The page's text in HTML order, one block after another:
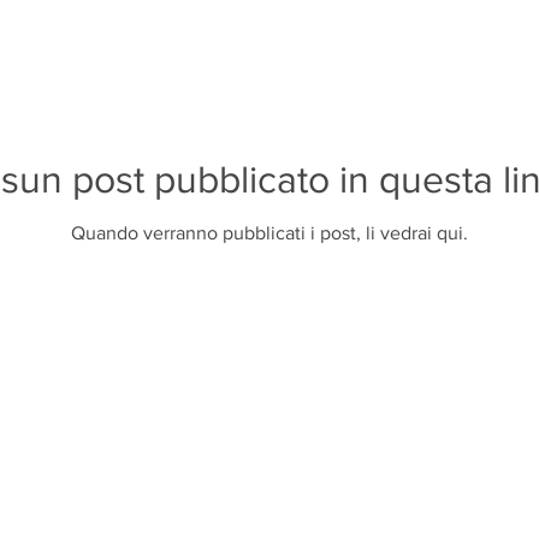
post pubblicato in questa
Quando verranno pubblicati i post, li vedrai qui.